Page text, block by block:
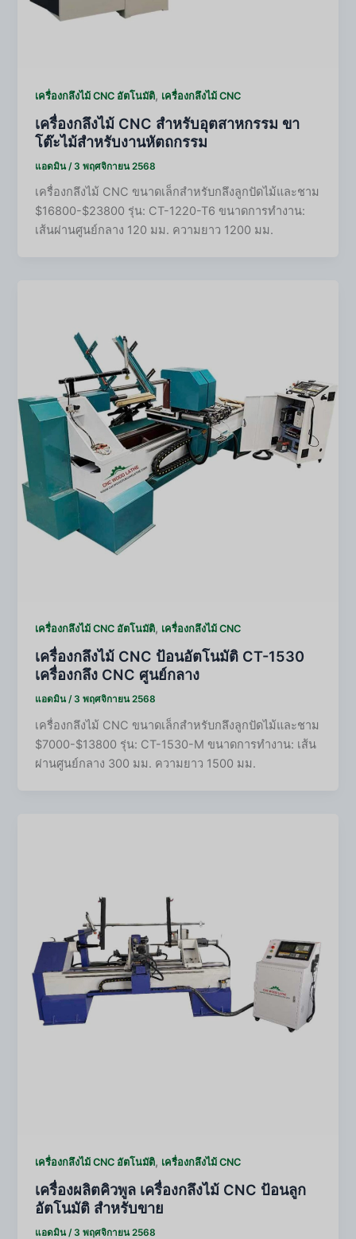
เครื่องกลึงไม้ CNC อัตโนมัติ, เครื่องกลึงไม้ CNC
เครื่องกลึงไม้ CNC สำหรับอุตสาหกรรม ขา
โต๊ะไม้สำหรับงานหัตถกรรม
แอดมิน / 3 พฤศจิกายน 2568
เครื่องกลึงไม้ CNC ขนาดเล็กสำหรับกลึงลูกปัดไม้และชาม
$16800-$23800 รุ่น: CT-1220-T6 ขนาดการทำงาน:
เส้นผ่านศูนย์กลาง 120 มม. ความยาว 1200 มม.
เครื่องกลึงไม้ CNC อัตโนมัติ, เครื่องกลึงไม้ CNC
เครื่องกลึงไม้ CNC ป้อนอัตโนมัติ CT-1530
เครื่องกลึง CNC ศูนย์กลาง
แอดมิน/ 3 พฤศจิกายน 2568
เครื่องกลึงไม้ CNC ขนาดเล็กสำหรับกลึงลูกปัดไม้และชาม
$7000-$13800 รุ่น: CT-1530-M ขนาดการทำงาน: เส้น
ผ่านศูนย์กลาง 300 มม. ความยาว 1500 มม.
เครื่องกลึงไม้ CNC อัตโนมัติ, เครื่องกลึงไม้ CNC
เครื่องผลิตคิวพูล เครื่องกลึงไม้ CNC ป้อนลูก
อัตโนมัติ สำหรับขาย
แอดมิน / 3 พฤศจิกายน 2568